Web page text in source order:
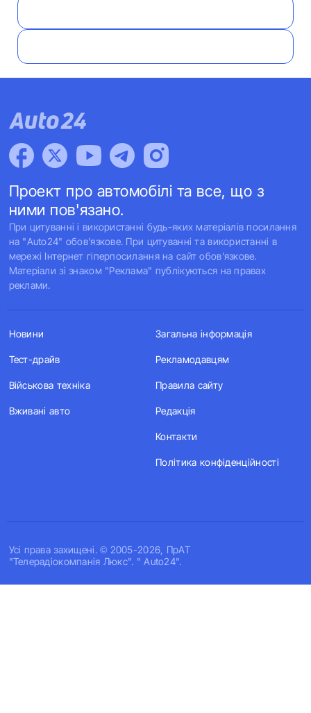
Проект про автомобілі та все, що з
ними пов'язано.
При цитуванні і використанні будь-яких матеріалів посилання
на "Auto24" обов'язкове. При цитуванні та використанні в
мережі Інтернет гіперпосилання на сайт обов'язкове.
Матеріали зі знаком "Реклама" публікуються на правах
реклами.
Усi права захищенi. © 2005-2026, ПрАТ
"Телерадіокомпанія Люкс". " Auto24".
Новини
Тест-драйв
Військова техніка
Вживані авто
Загальна інформація
Рекламодавцям
Правила сайту
Редакція
Контакти
Політика конфіденційності